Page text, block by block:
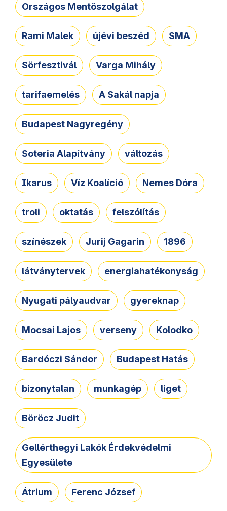
Országos Mentőszolgálat
Rami Malek újévi beszéd SMA
Sörfesztivál Varga Mihály
tarifaemelés A Sakál napja
Budapest Nagyregény
Soteria Alapítvány változás
Ikarus Víz Koalíció Nemes Dóra
troli oktatás felszólítás
színészek Jurij Gagarin 1896
látványtervek energiahatékonyság
Nyugati pályaudvar gyereknap
Mocsai Lajos verseny Kolodko
Bardóczi Sándor Budapest Hatás
bizonytalan munkagép liget
Böröcz Judit
Gellérthegyi Lakók Érdekvédelmi
Egyesülete
Átrium Ferenc József